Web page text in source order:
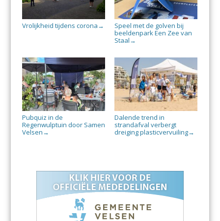
Vrolijkheid tijdens corona →
Speel met de golven bij
beeldenpark Een Zee van
Staal →
Pubquiz in de
Regenwulptuin door Samen
Velsen →
Dalende trend in
strandafval verbergt
dreiging plasticvervuiling→